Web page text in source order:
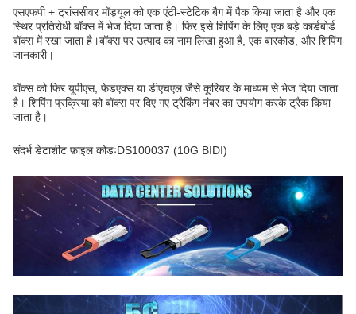
एसएफपी + ट्रांससीवर मॉड्यूल को एक एंटी-स्टेटिक बैग में पैक किया जाता है और एक
स्थिर प्रतिरोधी बॉक्स में भेज दिया जाता है। फिर इसे शिपिंग के लिए एक बड़े कार्डबोर्ड
बॉक्स में रखा जाता है।बॉक्स पर उत्पाद का नाम लिखा हुआ है, एक बारकोड, और शिपिंग
जानकारी।
बॉक्स को फिर यूपीएस, फेडएक्स या डीएचएल जैसे कूरियर के माध्यम से भेज दिया जाता
है। शिपिंग प्रक्रिया को बॉक्स पर दिए गए ट्रैकिंग नंबर का उपयोग करके ट्रैक किया
जाता है।
संदर्भ डेटाशीट फ़ाइल कोडःDS100037 (10G BIDI)